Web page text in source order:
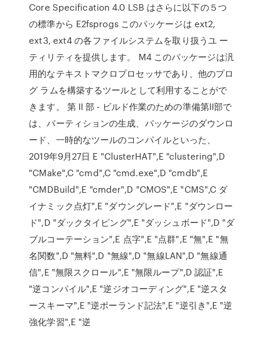
Core Specification 4.0 LSB はさらに以下の５つ
の標準から E2fsprogs このパッケージは ext2,
ext3, ext4 の各ファイルシステムを取り扱うユ ー
ティリティを提供します。 M4 このパッケージは汎
用的なテキストマクロプロセッサであり、他のプロ
グ ラムを構築するツールとして利用することがで
きます。 第 II 部 - ビルド作業のための準備第II部で
は、パーティションの生成、パッケージのダウンロ
ード、一時的なツールのコンパイルといった、
2019年9月27日 E "ClusterHAT",E "clustering",D
"CMake",C "cmd",C "cmd.exe",D "cmdb",E
"CMDBuild",E "cmder",D "CMOS",E "CMS",C ダ
イナミック点灯",E "ダウングレード",E "ダウンロー
ド",D "ダックタイピング",E "ダッシュボード",D "ダ
ブルコーテーション",E 点字",E "点群",E "無",E "無
名関数",D "無料",D "無線",D "無線LAN",D "無線通
信",E "無限スクロール",E "無限ループ",D 認証",E
"逆コンパイル",E "逆ジオコーディング",E "逆スタ
ースキーマ",E "逆ポーランド記法",E "逆引き",E "逆
強化学習",E "逆